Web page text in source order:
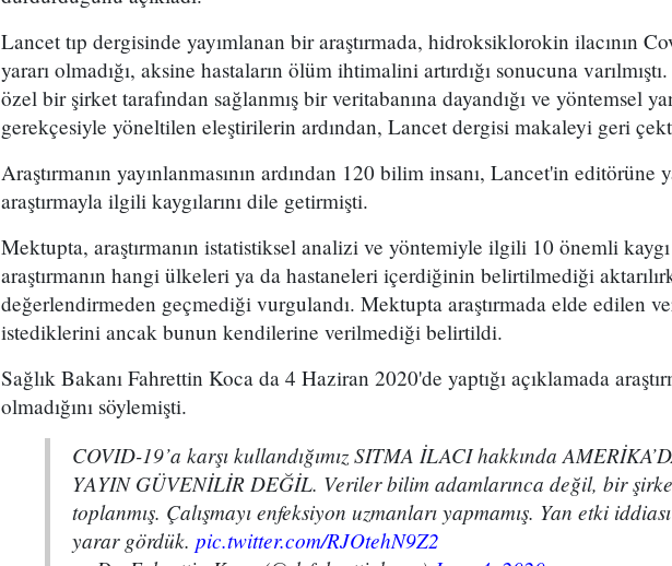
Lancet tıp dergisinde yayımlanan bir araştırmada, hidroksiklorokin ilacının
yararı olmadığı, aksine hastaların ölüm ihtimalini artırdığı sonucuna
özel bir şirket tarafından sağlanmış bir veritabanına dayandığı ve yöntemsel
gerekçesiyle yöneltilen eleştirilerin ardından, Lancet dergisi makaleyi geri
Araştırmanın yayınlanmasının ardından 120 bilim insanı, Lancet'in editörüne
araştırmayla ilgili kaygılarını dile getirmişti.
Mektupta, araştırmanın istatistiksel analizi ve yöntemiyle ilgili 10 önemli
araştırmanın hangi ülkeleri ya da hastaneleri içerdiğinin belirtilmediği
değerlendirmeden geçmediği vurgulandı. Mektupta araştırmada elde edilen
istediklerini ancak bunun kendilerine verilmediği belirtildi.
Sağlık Bakanı Fahrettin Koca da 4 Haziran 2020'de yaptığı açıklamada
olmadığını söylemişti.
COVID-19’a karşı kullandığımız SITMA İLACI hakkında
YAYIN GÜVENİLİR DEĞİL. Veriler bilim adamlarınca değil, bir
toplanmış. Çalışmayı enfeksiyon uzmanları yapmamış. Yan etki
yarar gördük. pic.twitter.com/RJOtehN9Z2